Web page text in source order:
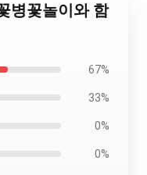
병꽃놀이와 함
67%
33%
0%
0%